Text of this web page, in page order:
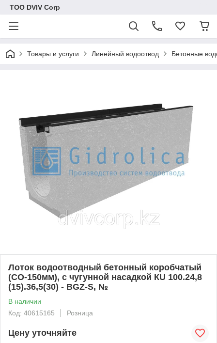
ТОО DVIV Corp
Товары и услуги Линейный водоотвод Бетонные
Лоток водоотводный бетонный коробчатый
(СО-150мм), с чугунной насадкой КU 100.24,8
(15).36,5(30) - BGZ-S, №
В наличии
Код: 40615165
Розница
Цену уточняйте